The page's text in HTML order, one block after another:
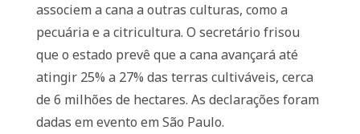
associem a cana a outras culturas, como a
pecuária e a citricultura. O secretário frisou
que o estado prevê que a cana avançará até
atingir 25% a 27% das terras cultiváveis, cerca
de 6 milhões de hectares. As declarações foram
dadas em evento em São Paulo.